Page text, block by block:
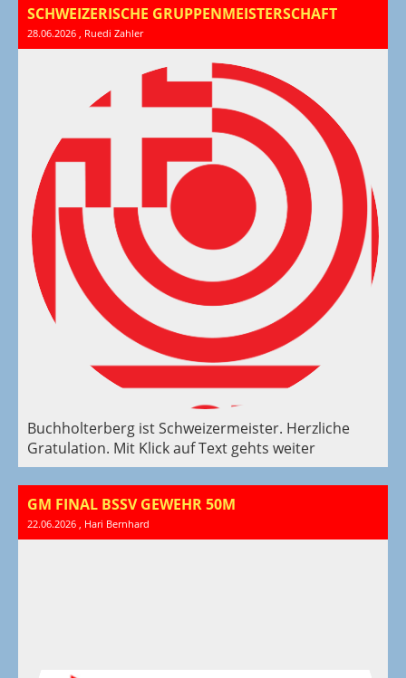
SCHWEIZERISCHE GRUPPENMEISTERSCHAFT
28.06.2026 , Ruedi Zahler
Buchholterberg ist Schweizermeister. Herzliche
Gratulation. Mit Klick auf Text gehts weiter
GM FINAL BSSV GEWEHR 50M
22.06.2026 , Hari Bernhard